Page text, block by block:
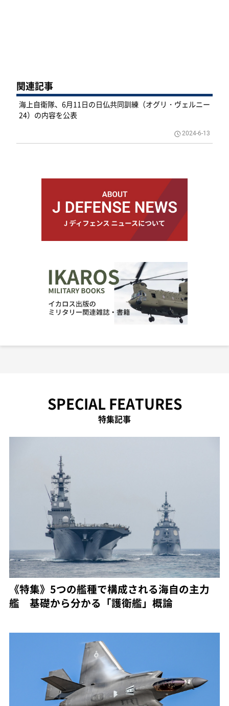
関連記事
海上自衛隊、6月11日の日仏共同訓練（オグリ・ヴェルニー
24）の内容を公表
2024-6-13
SPECIAL FEATURES
特集記事
《特集》5つの艦種で構成される海自の主力
艦 基礎から分かる「護衛艦」概論